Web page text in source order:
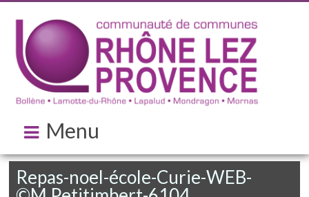
Menu
Repas-noel-école-Curie-WEB-